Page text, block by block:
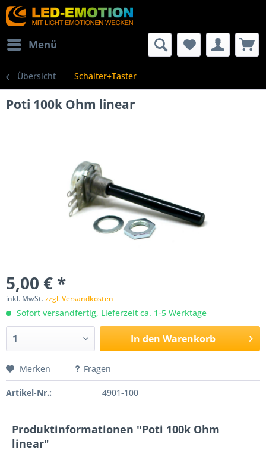
Menü
Übersicht Schalter+Taster
Poti 100k Ohm linear
5,00 € *
inkl. MwSt.zzgl. Versandkosten
Sofort versandfertig, Lieferzeit ca. 1-5 Werktage
In den Warenkorb
Merken Fragen
Artikel-Nr.: 4901-100
Produktinformationen "Poti 100k Ohm
linear"